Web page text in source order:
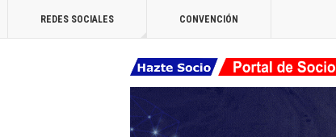
REDES SOCIALES CONVENCIÓN